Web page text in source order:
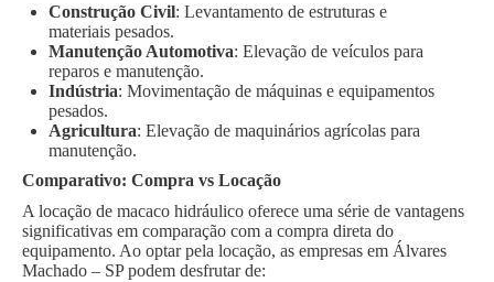
Construção Civil: Levantamento de estruturas e
materiais pesados.
Manutenção Automotiva: Elevação de veículos para
reparos e manutenção.
Indústria: Movimentação de máquinas e equipamentos
pesados.
Agricultura: Elevação de maquinários agrícolas para
manutenção.
Comparativo: Compra vs Locação
A locação de macaco hidráulico oferece uma série de vantagens
significativas em comparação com a compra direta do
equipamento. Ao optar pela locação, as empresas em Álvares
Machado – SP podem desfrutar de: